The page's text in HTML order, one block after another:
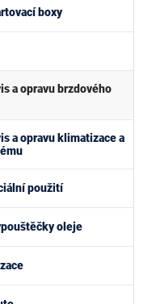
boxy
a opravu brzdového
a opravu klimatizace a
použití
oleje